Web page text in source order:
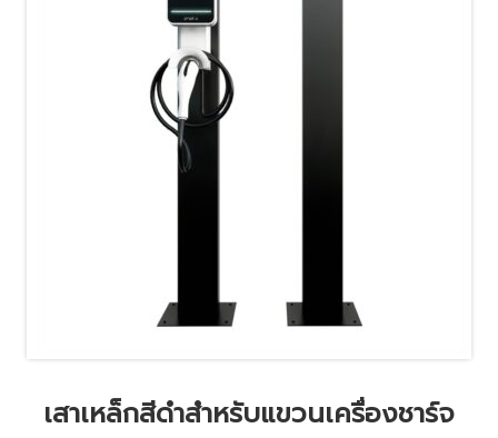
เสาเหล็กสีดำสำหรับแขวนเครื่องชาร์จ